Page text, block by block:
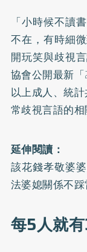
「小時候不讀
不在，有時細
開玩笑與歧視
協會公開最新
以上成人、統
常歧視言語的相
延伸閱讀：
該花錢孝敬婆
法婆媳關係不踩
每5人就